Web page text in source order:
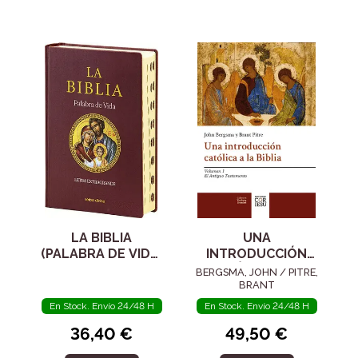
LA BIBLIA
(PALABRA DE VIDA)
En Stock. Envío 24/48 H
36,40 €
UNA
INTRODUCCIÓN
CATÓLICA A LA
BIBLIA
BERGSMA, JOHN / PITRE,
BRANT
En Stock. Envío 24/48 H
49,50 €